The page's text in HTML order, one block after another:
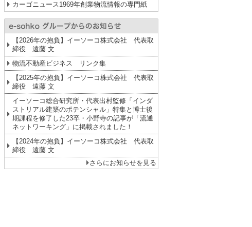
カーゴニュース1969年創業物流情報の専門紙
【2026年の抱負】イーソーコ株式会社 代表取
締役 遠藤 文
物流不動産ビジネス リンク集
【2025年の抱負】イーソーコ株式会社 代表取
締役 遠藤 文
イーソーコ総合研究所・代表出村監修「インダ
ストリアル建築のポテンシャル」特集と博士後
期課程を修了した23卒・小野寺の記事が「流通
ネットワーキング」に掲載されました！
【2024年の抱負】イーソーコ株式会社 代表取
締役 遠藤 文
さらにお知らせを見る